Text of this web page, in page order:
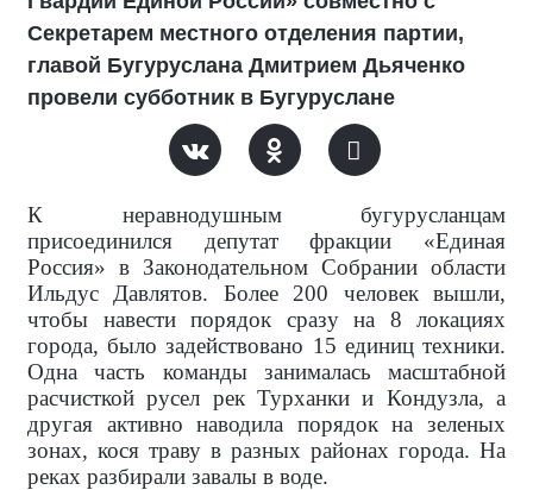
Секретарем местного отделения партии,
главой Бугуруслана Дмитрием Дьяченко
провели субботник в Бугуруслане
К неравнодушным бугурусланцам
присоединился депутат фракции «Единая
Россия» в Законодательном Собрании области
Ильдус Давлятов. Более 200 человек вышли,
чтобы навести порядок сразу на 8 локациях
города, было задействовано 15 единиц техники.
Одна часть команды занималась масштабной
расчисткой русел рек Турханки и Кондузла, а
другая активно наводила порядок на зеленых
зонах, кося траву в разных районах города. На
реках разбирали завалы в воде.